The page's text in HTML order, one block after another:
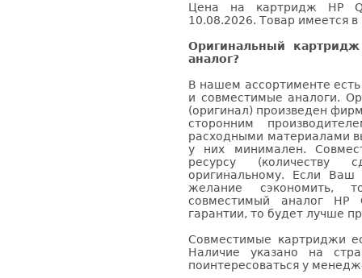
Цена на картридж HP
10.08.2026. Товар имеется в
Оригинальный
аналог?
В нашем ассортименте
и совместимые аналоги.
(оригинал) произведен
сторонним
расходными материалами
у них минимален.
ресурсу (количеству
оригинальному. Если
желание сэкономить,
совместимый аналог
гарантии, то будет лучше
Совместимые картриджи
Наличие указано на
поинтересоваться у